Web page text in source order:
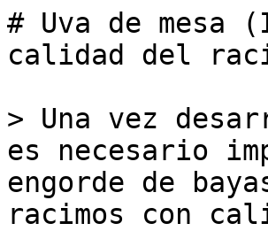
# Uva de
calidad del
> Una vez
es necesario
engorde de
racimos con